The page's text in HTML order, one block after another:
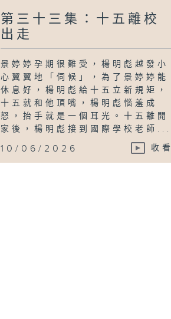
第三十三集：十五離校
出走
景婷婷孕期很難受，楊明彪越發小
心翼翼地「伺候」，為了景婷婷能
休息好，楊明彪給十五立新規矩，
十五就和他頂嘴，楊明彪惱羞成
怒，抬手就是一個耳光。十五離開
家後，楊明彪接到國際學校老師...
10/06/2026 收看